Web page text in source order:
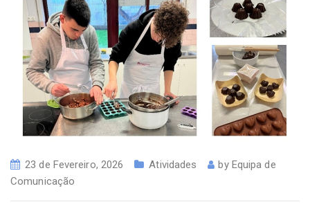
23 de Fevereiro, 2026 Atividades by Equipa de
Comunicação